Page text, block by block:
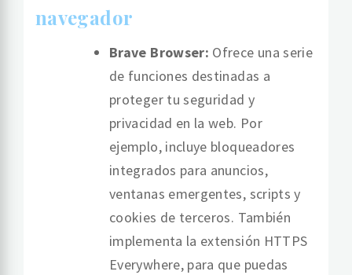
navegador
Brave Browser: Ofrece una serie
de funciones destinadas a
proteger tu seguridad y
privacidad en la web. Por
ejemplo, incluye bloqueadores
integrados para anuncios,
ventanas emergentes, scripts y
cookies de terceros. También
implementa la extensión HTTPS
Everywhere, para que puedas